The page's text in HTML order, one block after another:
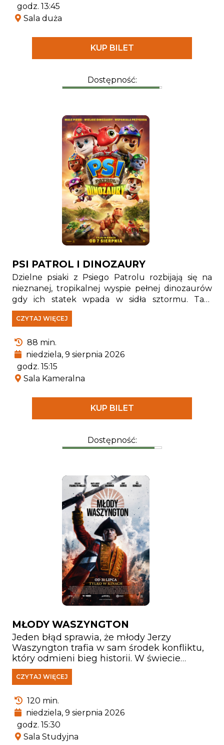
gdy nowy, niepokojący schemat zbrodni prowadzi
do pojawienia się jednego z najpotężniejszych
godz. 13:45
Sala duża
KUP BILET
Dostępność:
PSI PATROL I DINOZAURY
Dzielne psiaki z Psiego Patrolu rozbijają się na
nieznanej, tropikalnej wyspie pełnej dinozaurów
gdy ich statek wpada w sidła sztormu. Tam
spotykają Rexa — szczeniaka, który od lat jest
uwięziony na wyspie i stał się prawdziwym
pradawnymi gadami.
CZYTAJ WIĘCEJ
88 min.
niedziela, 9 sierpnia 2026
godz. 15:15
Sala Kameralna
KUP BILET
Dostępność:
MŁODY WASZYNGTON
Jeden błąd sprawia, że młody Jerzy
Waszyngton trafia w sam środek konfliktu,
który odmieni bieg historii. W świecie
kruchych sojuszy, narastających napięć i
wojny ogarniającej pogranicze jego honor,
najcięższą próbę. Stawiając czoła
niebezpiecznym przeciwnikom,
Washington musi zmierzyć się nie tylko z
wrogami, lecz także z własnymi słabościami
i pytaniem o to, kim naprawdę chce się stać.
CZYTAJ WIĘCEJ
120 min.
niedziela, 9 sierpnia 2026
godz. 15:30
Sala Studyjna